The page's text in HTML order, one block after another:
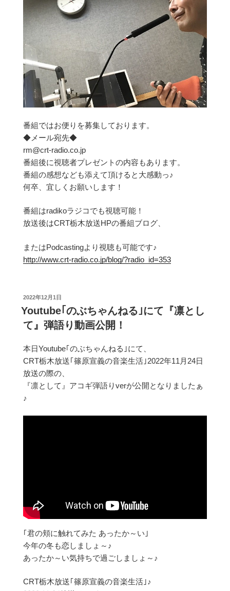
番組ではお便りを募集しております。
◆メール宛先◆
rm@crt-radio.co.jp
番組後に視聴者プレゼントの内容もあります。
番組の感想なども添えて頂けると大感動っ♪
何卒、宜しくお願いします！
番組はradikoラジコでも視聴可能！
放送後はCRT栃木放送HPの番組ブログ、
またはPodcastingより視聴も可能です♪
http://www.crt-radio.co.jp/blog/?radio_id=353
投
稿
日:
2022年12月1日
Youtube｢のぶちゃんねる｣にて『凛とし
て』弾語り動画公開！
本日Youtube｢のぶちゃんねる｣にて、
CRT栃木放送｢篠原宣義の音楽生活｣2022年11月24日
放送の際の、
『凛として』アコギ弾語りverが公開となりましたぁ
♪
｢君の頬に触れてみた あったか～い｣
今年の冬も恋しましょ～♪
あったか～い気持ちで過ごしましょ～♪
CRT栃木放送｢篠原宣義の音楽生活｣♪